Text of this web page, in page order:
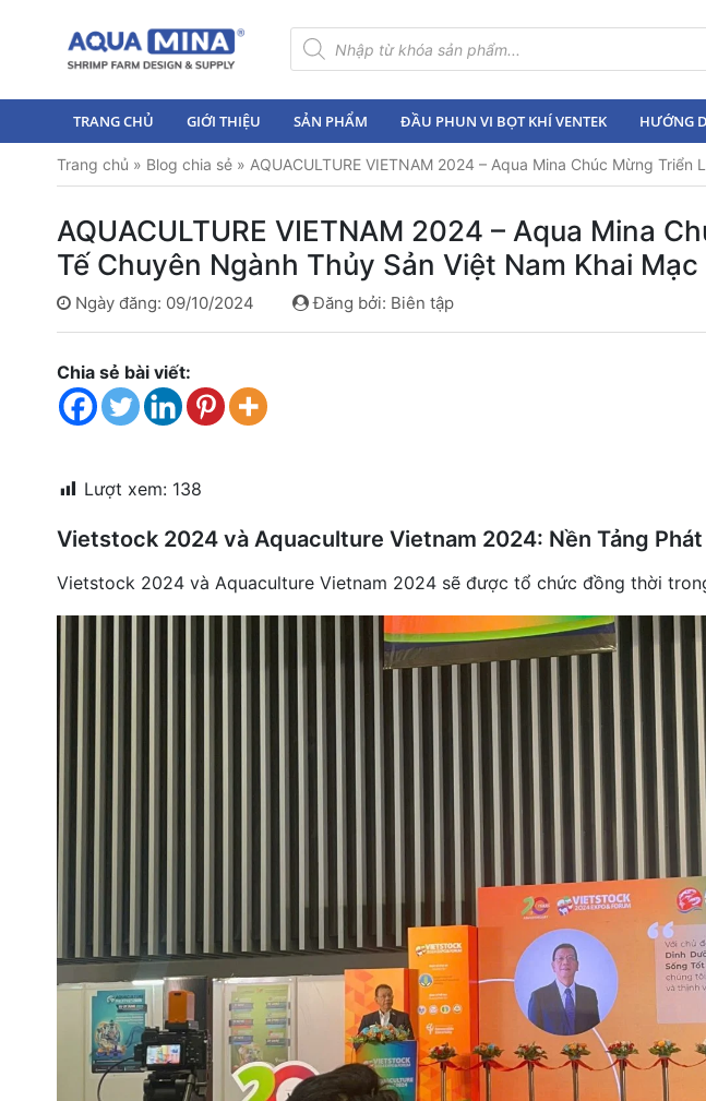
Ventek
Tìm
kiếm
sản
TRANG CHỦ GIỚI THIỆU SẢN PHẨM ĐẦU PHUN VI BỌT KHÍ VENTEK HƯỚNG
Trang chủ » Blog chia sẻ » AQUACULTURE VIETNAM 2024 – Aqua Mina Chúc Mừng
AQUACULTURE VIETNAM 2024 – Aqua Mina
Tế Chuyên Ngành Thủy Sản Việt Nam Khai
Ngày đăng: 09/10/2024 Đăng bởi: Biên tập
Chia sẻ bài viết:
Lượt xem: 138
Vietstock 2024 và Aquaculture Vietnam 2024: Nền Tảng Phát
Vietstock 2024 và Aquaculture Vietnam 2024 sẽ được tổ chức đồng thời